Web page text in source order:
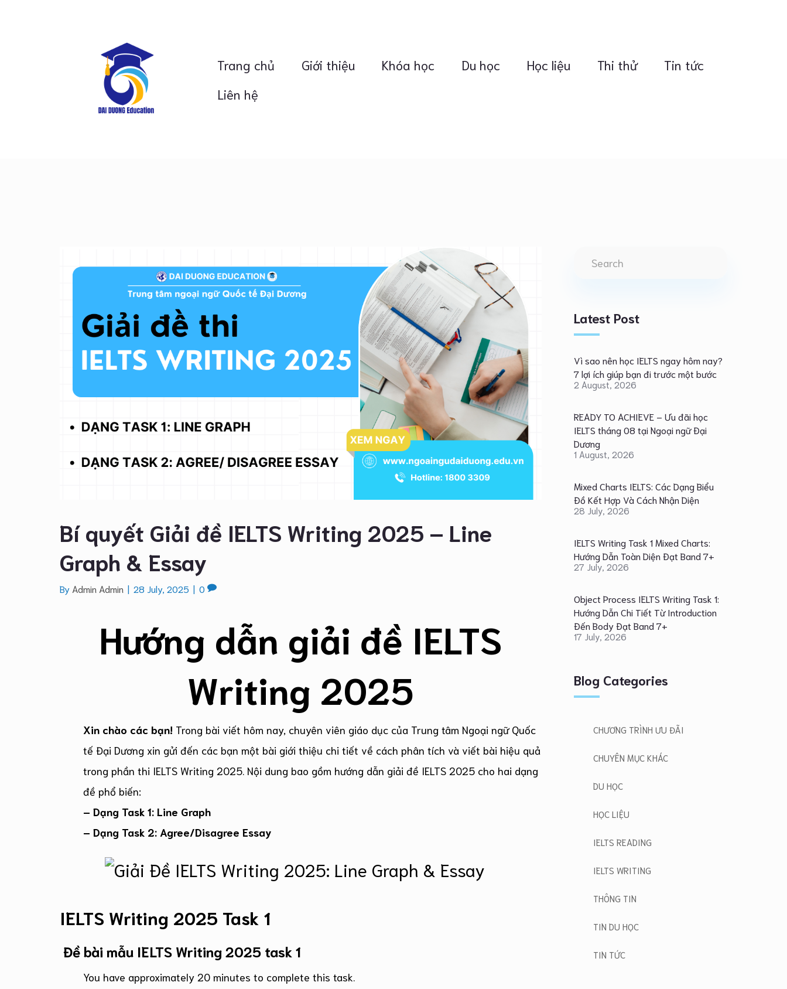
Trang chủ Giới thiệu Khóa học Du học Học liệu Thi thử
Tin tức
Liên hệ
Bí quyết Giải đề IELTS Writing 2025 – Line
Graph & Essay
By Admin Admin | 28 July, 2025 | 0
Hướng dẫn giải đề IELTS
Writing 2025
Xin chào các bạn! Trong bài viết hôm nay, chuyên viên giáo dục của Trung tâm Ngoại ngữ Quốc
tế Đại Dương xin gửi đến các bạn một bài giới thiệu chi tiết về cách phân tích và viết bài hiệu quả
trong phần thi IELTS Writing 2025. Nội dung bao gồm hướng dẫn giải đề IELTS 2025 cho hai dạng
đề phổ biến:
– Dạng Task 1: Line Graph
– Dạng Task 2: Agree/Disagree Essay
IELTS Writing 2025 Task 1
Đề bài mẫu IELTS Writing 2025 task 1
You have approximately 20 minutes to complete this task.
Latest Post
Vì sao nên học IELTS ngay hôm nay?
7 lợi ích giúp bạn đi trước một bước
2 August, 2026
READY TO ACHIEVE – Ưu đãi học
IELTS tháng 08 tại Ngoại ngữ Đại
Dương
1 August, 2026
Mixed Charts IELTS: Các Dạng Biểu
Đồ Kết Hợp Và Cách Nhận Diện
28 July, 2026
IELTS Writing Task 1 Mixed Charts:
Hướng Dẫn Toàn Diện Đạt Band 7+
27 July, 2026
Object Process IELTS Writing Task 1:
Hướng Dẫn Chi Tiết Từ Introduction
Đến Body Đạt Band 7+
17 July, 2026
Blog Categories
CHƯƠNG TRÌNH ƯU ĐÃI
CHUYÊN MỤC KHÁC
DU HỌC
HỌC LIỆU
IELTS READING
IELTS WRITING
THÔNG TIN
TIN DU HỌC
TIN TỨC